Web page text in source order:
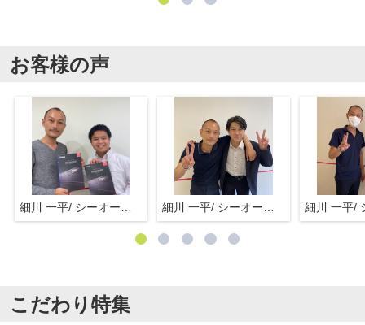
お客様の声
こだわり特集